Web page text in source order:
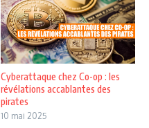
Cyberattaque chez Co-op : les
révélations accablantes des
pirates
10 mai 2025